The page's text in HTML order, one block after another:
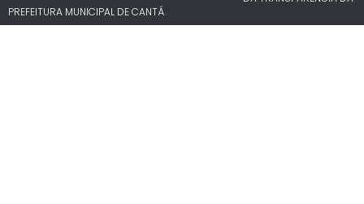
PREFEITURA MUNICIPAL DE CANTÁ